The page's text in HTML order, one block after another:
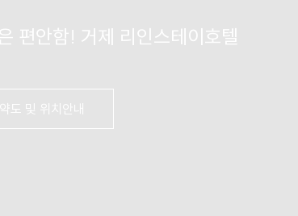
편안함! 거제 리인스테이호텔
약도 및 위치안내